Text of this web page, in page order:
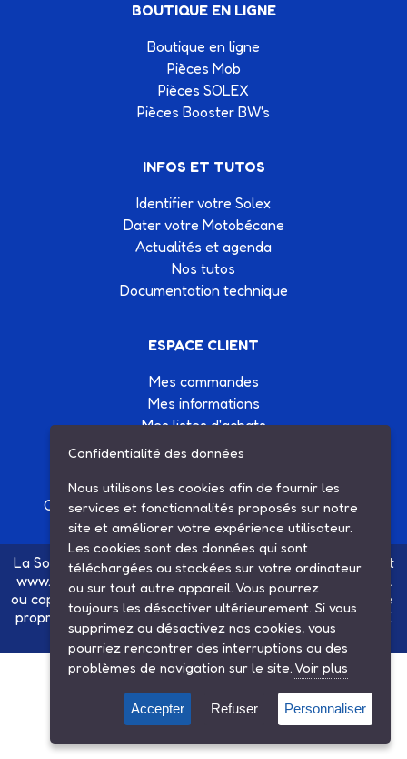
BOUTIQUE EN LIGNE
Boutique en ligne
Pièces Mob
Pièces SOLEX
Pièces Booster BW's
INFOS ET TUTOS
Identifier votre Solex
Dater votre Motobécane
Actualités et agenda
Nos tutos
Documentation technique
ESPACE CLIENT
Mes commandes
Mes informations
Mes listes d'achats
Conditions générales de vente
Création site Internet Factor’IT|Mentions légales
La Société SARL ETS MAUGER, exploitante du site internet
www.ets-mauger.com, n'a aucun lien juridique, commercial
ou capitalistique avec la société SINBAR - Groupe Easybike
propriétaire des marques SOLEX, VELOSOLEX, SOLEXINE
et E-SOLEX.
Confidentialité des données
Nous utilisons les cookies afin de fournir les
services et fonctionnalités proposés sur notre
site et améliorer votre expérience utilisateur.
Les cookies sont des données qui sont
téléchargées ou stockées sur votre ordinateur
ou sur tout autre appareil. Vous pourrez
toujours les désactiver ultérieurement. Si vous
supprimez ou désactivez nos cookies, vous
pourriez rencontrer des interruptions ou des
problèmes de navigation sur le site. Voir plus
Accepter Refuser Personnaliser